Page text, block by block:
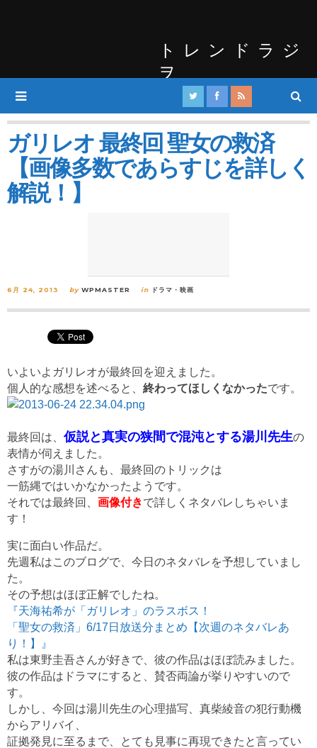
トレンドラジ
ヲ
ガリレオ 最終回 聖女の救済
【画像多数であらすじを詳しく
解説！】
6月 24, 2013 by WPMASTER in ドラマ・映画
いよいよガリレオが最終回を迎えました。
個人的な感想を述べると、 終わってほしくなかったです。
最終回は、仮説と真実の狭間で混沌とする湯川先生の
表情が伺えました。
さすがの湯川さんも、最終回のトリックは
一筋縄ではいかなかったようです。
それでは最終回、 画像付きで詳しくネタバレしちゃいま
す！
実に面白い作品だ。
先週私はこのブログで、今日のネタバレを予想していまし
た。
その予想はほぼ正解でしたね。
『天海祐希が「ガリレオ」のラスボス！
「聖女の救済」6/17日放送分まとめ【次週のネタバレあ
り！】』
私は東野圭吾さんが好きで、彼の作品はほぼ読みました。
彼の作品はドラマにすると、賛否両論が挙りやすいので
す。
しかし、今回は湯川先生の心理描写、真柴綾音の犯行動機
からアリバイ、
証拠発見に至るまで、とても見事に再現できたと言ってい